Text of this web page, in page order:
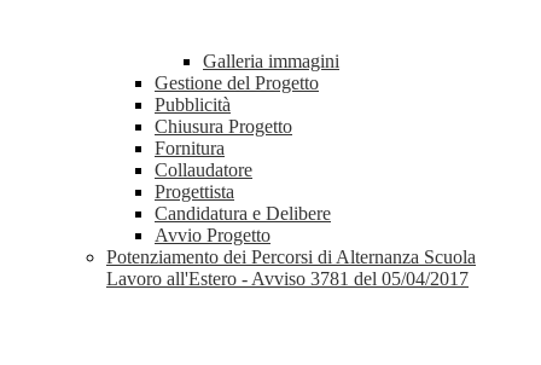
Galleria immagini
Gestione del Progetto
Pubblicità
Chiusura Progetto
Fornitura
Collaudatore
Progettista
Candidatura e Delibere
Avvio Progetto
Potenziamento dei Percorsi di Alternanza Scuola
Lavoro all'Estero - Avviso 3781 del 05/04/2017